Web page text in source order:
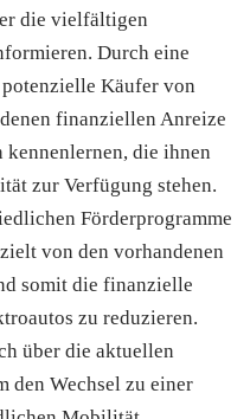
die vielfältigen
Durch eine
potenzielle Käufer von
finanziellen Anreize
kennenlernen, die ihnen
zur Verfügung stehen.
Förderprogramme
von den vorhandenen
somit die finanzielle
zu reduzieren.
über die aktuellen
den Wechsel zu einer